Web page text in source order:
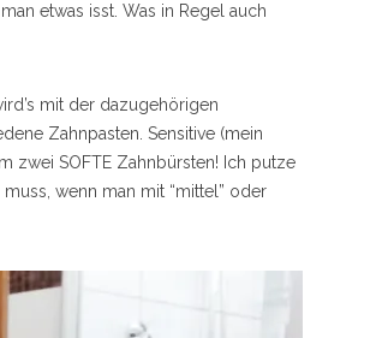
etwas isst. Was in Regel auch
mit der dazugehörigen
Zahnpasten. Sensitive (mein
zwei SOFTE Zahnbürsten! Ich putze
wenn man mit “mittel” oder